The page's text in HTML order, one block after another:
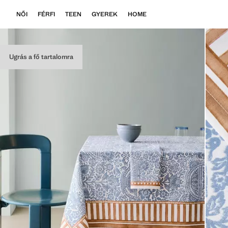
Ugrás a fő tartalomra
NŐI FÉRFI TEEN GYEREK HOME